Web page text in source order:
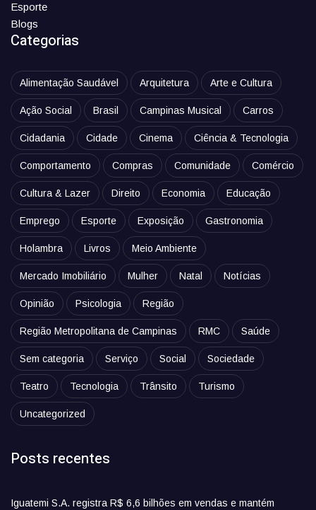
Esporte
Blogs
Categorias
Alimentação Saudável Arquitetura Arte e Cultura
Ação Social Brasil Campinas Musical Carros
Cidadania Cidade Cinema Ciência & Tecnologia
Comportamento Compras Comunidade Comércio
Cultura & Lazer Direito Economia Educação
Emprego Esporte Exposição Gastronomia
Holambra Livros Meio Ambiente
Mercado Imobiliário Mulher Natal Notícias
Opinião Psicologia Região
Região Metropolitana de Campinas RMC Saúde
Sem categoria Serviço Social Sociedade
Teatro Tecnologia Trânsito Turismo
Uncategorized
Posts recentes
Iguatemi S.A. registra R$ 6,6 bilhões em vendas e mantém